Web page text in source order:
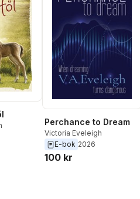
Perchance to Dream
Victoria Eveleigh
E-bok 2026
100 kr